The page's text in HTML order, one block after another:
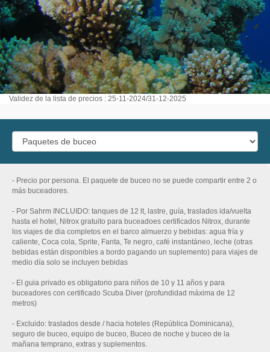
Validez de la lista de precios : 25-11-2024/31-12-2025
- Precio por persona. El paquete de buceo no se puede compartir entre 2 o
más buceadores.
- Por Sahrm INCLUIDO: tanques de 12 lt, lastre, guía, traslados ida/vuelta
hasta el hotel, Nitrox gratuito para buceadoes certificados Nitrox, durante
los viajes de dia completos en el barco almuerzo y bebidas: agua fría y
caliente, Coca cola, Sprite, Fanta, Te negro, café instantáneo, leche (otras
bebidas están disponibles a bordo pagando un suplemento) para viajes de
medio día solo se incluyen bebidas
- El guia privado es obligatorio para niños de 10 y 11 años y para
buceadores con certificado Scuba Diver (profundidad máxima de 12
metros)
- Excluido: traslados desde / hacia hoteles (República Dominicana),
seguro de buceo, equipo de buceo, Buceo de noche y buceo de la
mañana temprano, extras y suplementos.